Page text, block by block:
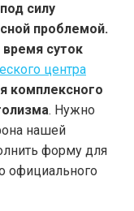
силу
проблемой.
суток
центра
комплексного
. Нужно
нашей
форму для
официального